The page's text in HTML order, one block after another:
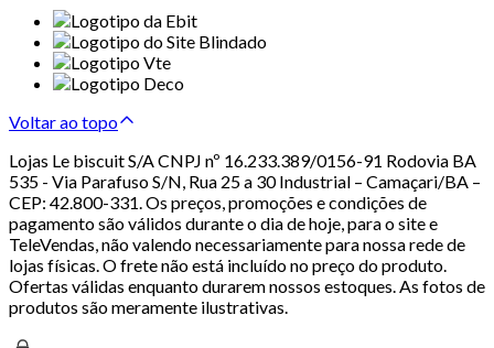
Voltar ao topo
Lojas Le biscuit S/A CNPJ nº 16.233.389/0156-91 Rodovia BA
535 - Via Parafuso S/N, Rua 25 a 30 Industrial – Camaçari/BA –
CEP: 42.800-331. Os preços, promoções e condições de
pagamento são válidos durante o dia de hoje, para o site e
TeleVendas, não valendo necessariamente para nossa rede de
lojas físicas. O frete não está incluído no preço do produto.
Ofertas válidas enquanto durarem nossos estoques. As fotos de
produtos são meramente ilustrativas.